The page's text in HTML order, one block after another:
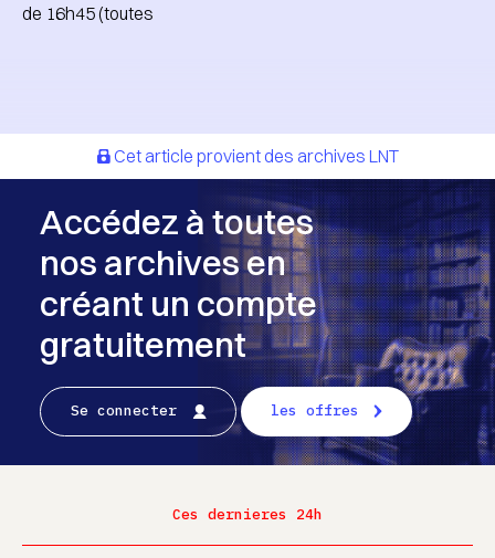
de 16h45 (toutes
Cet article provient des archives LNT
Accédez à toutes
nos archives en
créant un compte
gratuitement
Se connecter les offres
Ces dernieres 24h